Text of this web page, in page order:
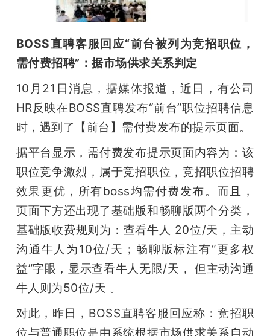
BOSS直聘客服回应“前台被列为竞招职位，
需付费招聘”：据市场供求关系判定
10月21日消息，据媒体报道，近日，有公司
HR反映在BOSS直聘发布“前台”职位招聘信息
时，遇到了【前台】需付费发布的提示页面。
据平台显示，需付费发布提示页面内容为：该
职位竞争激烈，属于竞招职位，竞招职位招聘
效果更优，所有boss均需付费发布。而且，
页面下方还出现了基础版和畅聊版两个分类，
基础版收费规则为：查看牛人 20位/天，主动
沟通牛人为10位/天；畅聊版标注有“更多权
益”字眼，显示查看牛人无限/天， 但主动沟通
牛人则为50位/天 。
对此，昨日，BOSS直聘客服回应称：竞招职
位与普通职位是由系统根据市场供求关系自动